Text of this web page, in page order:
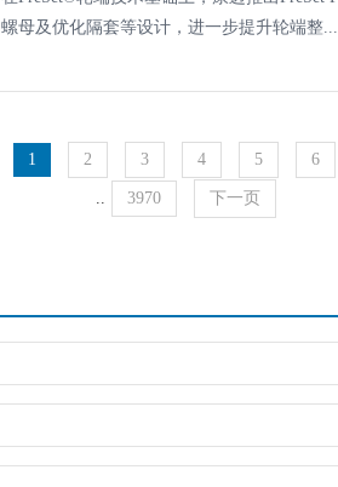
螺母及优化隔套等设计，进一步提升轮端整...
1 2 3 4 5 6
.. 3970 下一页